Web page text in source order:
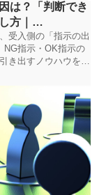
は？「判断でき
方｜
受入側の「指示の出
NG指示・OK指示の
き出すノウハウを解